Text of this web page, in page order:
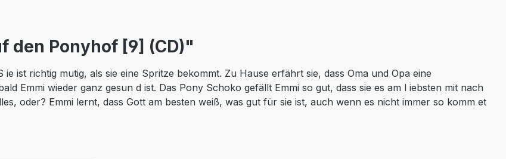
den Ponyhof [9] (CD)"
ist richtig mutig, als sie eine Spritze bekommt. Zu Hause erfährt sie, dass Oma und Opa eine
Emmi wieder ganz gesun d ist. Das Pony Schoko gefällt Emmi so gut, dass sie es am l iebsten mit nach
oder? Emmi lernt, dass Gott am besten weiß, was gut für sie ist, auch wenn es nicht immer so komm et